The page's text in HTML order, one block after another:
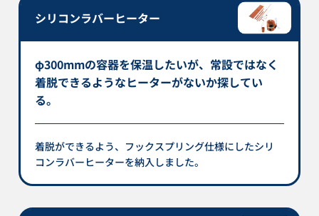
シリコンラバーヒーター
φ300mmの容器を保温したいが、常設ではなく
着脱できるようなヒーターがないか探してい
る。
着脱ができるよう、フックスプリング仕様にしたシリ
コンラバーヒーターを納入しました。